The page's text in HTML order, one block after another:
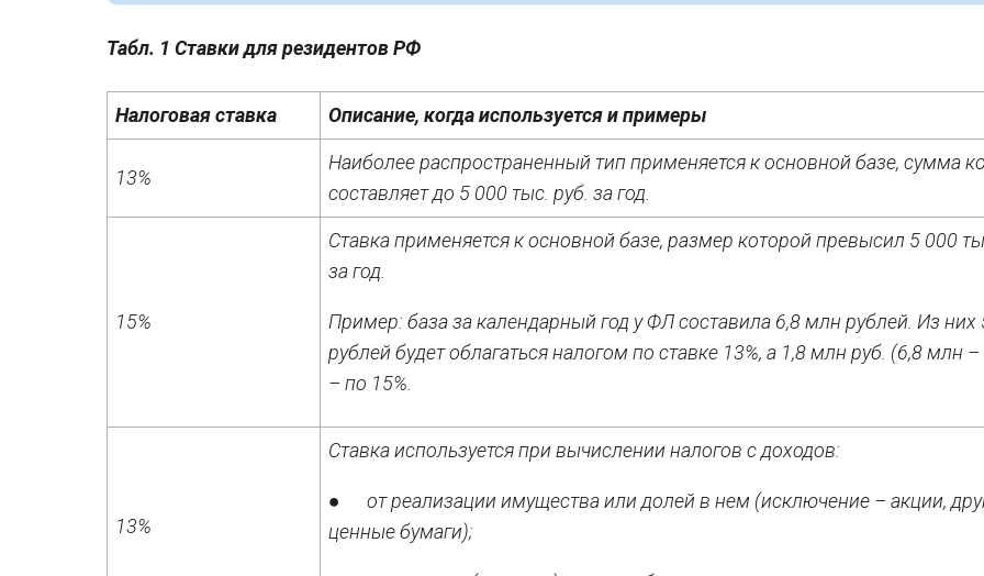
Табл. 1 Ставки для резидентов РФ
Налоговая ставка Описание, когда используется и примеры
13%
Наиболее распространенный тип применяется к основной базе, сумма
составляет до 5 000 тыс. руб. за год.
15%
Ставка применяется к основной базе, размер которой превысил 5 000
за год.
Пример: база за календарный год у ФЛ составила 6,8 млн рублей. Из них
рублей будет облагаться налогом по ставке 13%, а 1,8 млн руб. (6,8 млн
– по 15%.
13%
Ставка используется при вычислении налогов с доходов:
● от реализации имущества или долей в нем (исключение – акции,
ценные бумаги);